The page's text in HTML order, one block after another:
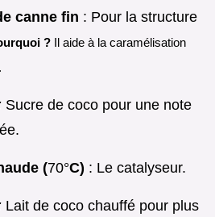
canne fin : Pour la structure
? Il aide à la caramélisation
Sucre de coco pour une note
(70°C) : Le catalyseur.
Lait de coco chauffé pour plus